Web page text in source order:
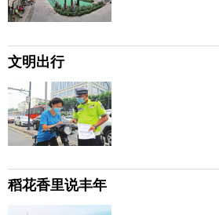
文明出行
稻花香里说丰年